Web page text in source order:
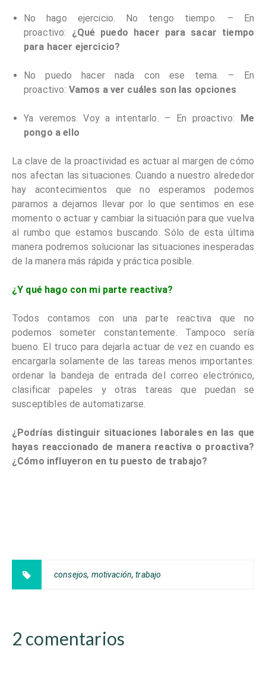
No hago ejercicio. No tengo tiempo. – En
proactivo: ¿Qué puedo hacer para sacar tiempo
para hacer ejercicio?
No puedo hacer nada con ese tema. – En
proactivo: Vamos a ver cuáles son las opciones
Ya veremos. Voy a intentarlo. – En proactivo: Me
pongo a ello
La clave de la proactividad es actuar al margen de cómo
nos afectan las situaciones. Cuando a nuestro alrededor
hay acontecimientos que no esperamos podemos
pararnos a dejarnos llevar por lo que sentimos en ese
momento o actuar y cambiar la situación para que vuelva
al rumbo que estamos buscando. Sólo de esta última
manera podremos solucionar las situaciones inesperadas
de la manera más rápida y práctica posible.
¿Y qué hago con mi parte reactiva?
Todos contamos con una parte reactiva que no
podemos someter constantemente. Tampoco sería
bueno. El truco para dejarla actuar de vez en cuando es
encargarla solamente de las tareas menos importantes:
ordenar la bandeja de entrada del correo electrónico,
clasificar papeles y otras tareas que puedan se
susceptibles de automatizarse.
¿Podrías distinguir situaciones laborales en las que
hayas reaccionado de manera reactiva o proactiva?
¿Cómo influyeron en tu puesto de trabajo?
consejos, motivación,trabajo
2 comentarios